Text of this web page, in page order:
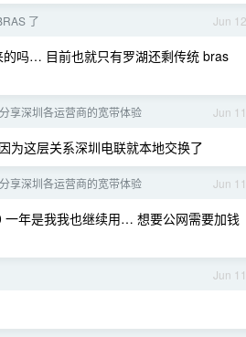
Jun 12
了
吗… 目前也就只有罗湖还剩传统 bras
Jun 11
享深圳各运营商的宽带体验
为这层关系深圳电联就本地交换了
Jun 11
享深圳各运营商的宽带体验
年是我我也继续用… 想要公网需要加钱
Jun 11